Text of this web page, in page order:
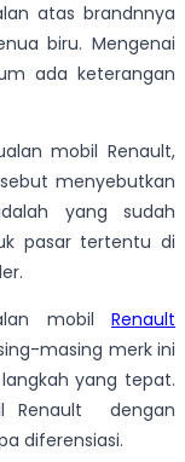
atas brandnnya
biru. Mengenai
ada keterangan
mobil Renault,
menyebutkan
yang sudah
pasar tertentu di
mobil Renault
masing merk ini
yang tepat.
Renault dengan
diferensiasi.